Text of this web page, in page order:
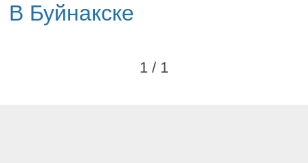
В Буйнакске
1 / 1